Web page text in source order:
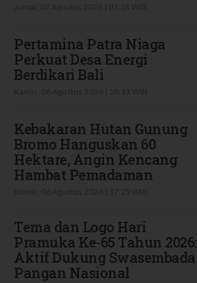
Pertamina Patra Niaga
Perkuat Desa Energi
Berdikari Bali
Kebakaran Hutan Gunung
Bromo Hanguskan 60
Hektare, Angin Kencang
Hambat Pemadaman
Tema dan Logo Hari
Pramuka Ke-65 Tahun 2026:
Aktif Dukung Swasembada
Pangan Nasional